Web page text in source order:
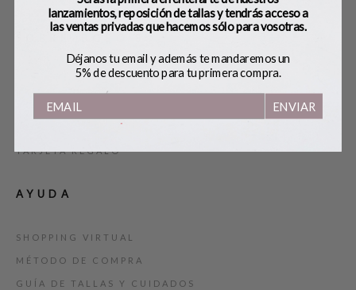
CONTACTO
TARJETA REGALO
AYUDA
SHOPPING VIRTUAL
MÉTODO DE COMPRA
GUÍA DE TALLAS Y CUIDADOS
lanzamientos, reposición de tallas y tendrás acceso a
las ventas privadas que hacemos sólo para vosotras.
Déjanos tu email y además te mandaremos un
5% de descuento para tu primera compra.
ENVIAR